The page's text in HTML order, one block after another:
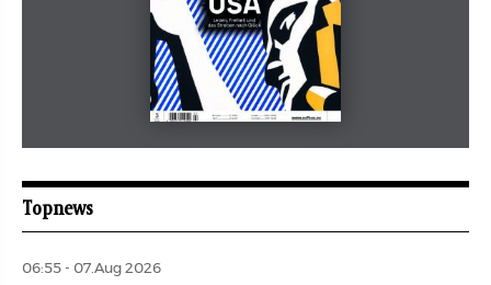
aufbau
Topnews
06:55 - 07.Aug 2026